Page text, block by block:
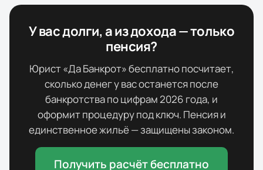
У вас долги, а из дохода — только
пенсия?
Юрист «Да Банкрот» бесплатно посчитает,
сколько денег у вас останется после
банкротства по цифрам2026 года, и
оформит процедуру под ключ. Пенсия и
единственное жильё — защищены законом.
Получить расчёт бесплатно